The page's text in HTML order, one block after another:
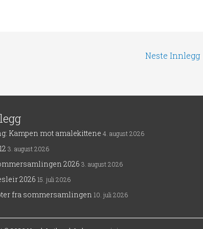
Neste Innlegg
Kampen mot amalekittene 4. august 2026
3. august 2026
2026 3. august 2026
2026 15. juli 2026
fra sommersamlingen 10. juli 2026